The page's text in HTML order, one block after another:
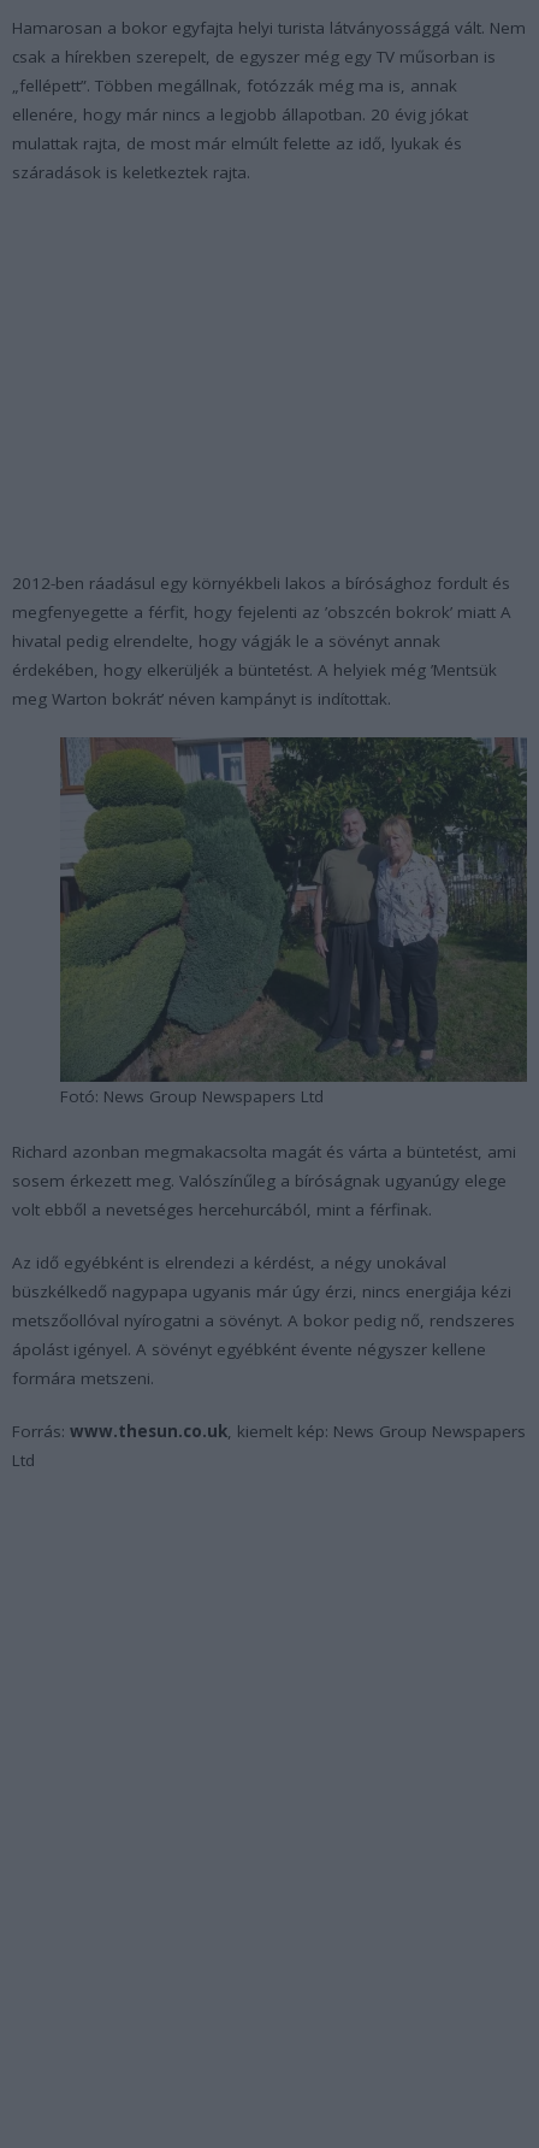
Hamarosan a bokor egyfajta helyi turista látványossággá vált. Nem
csak a hírekben szerepelt, de egyszer még egy TV műsorban is
„fellépett”. Többen megállnak, fotózzák még ma is, annak
ellenére, hogy már nincs a legjobb állapotban. 20 évig jókat
mulattak rajta, de most már elmúlt felette az idő, lyukak és
száradások is keletkeztek rajta.
2012-ben ráadásul egy környékbeli lakos a bírósághoz fordult és
megfenyegette a férfit, hogy fejelenti az ’obszcén bokrok’ miatt A
hivatal pedig elrendelte, hogy vágják le a sövényt annak
érdekében, hogy elkerüljék a büntetést. A helyiek még ’Mentsük
meg Warton bokrát’ néven kampányt is indítottak.
Fotó: News Group Newspapers Ltd
Richard azonban megmakacsolta magát és várta a büntetést, ami
sosem érkezett meg. Valószínűleg a bíróságnak ugyanúgy elege
volt ebből a nevetséges hercehurcából, mint a férfinak.
Az idő egyébként is elrendezi a kérdést, a négy unokával
büszkélkedő nagypapa ugyanis már úgy érzi, nincs energiája kézi
metszőollóval nyírogatni a sövényt. A bokor pedig nő, rendszeres
ápolást igényel. A sövényt egyébként évente négyszer kellene
formára metszeni.
Forrás: www.thesun.co.uk , kiemelt kép: News Group Newspapers
Ltd